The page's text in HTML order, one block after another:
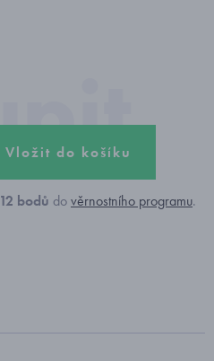
Vložit do košíku
12 bodů dověrnostního programu.